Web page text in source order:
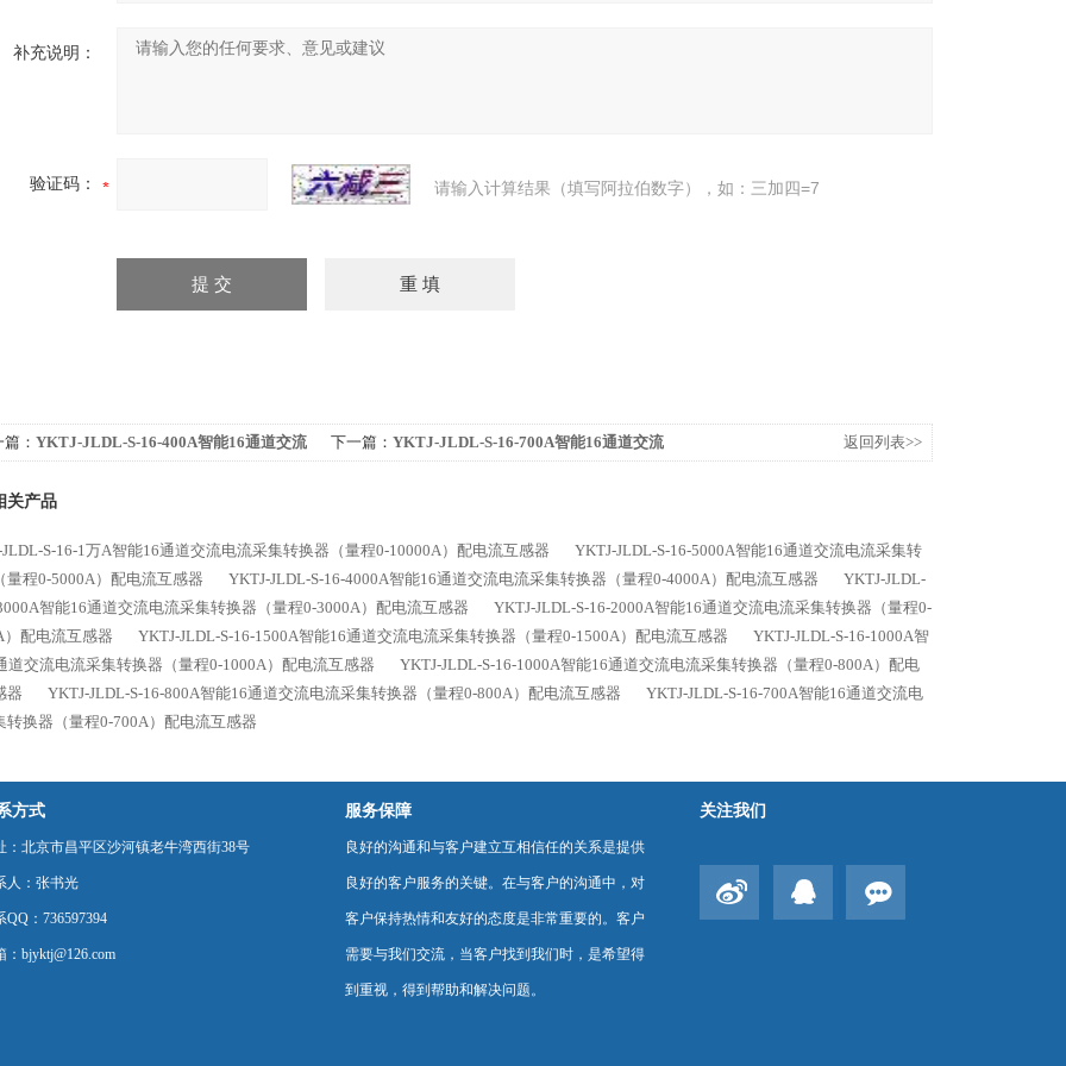
补充说明：
验证码： 请输入计算结果（填写阿拉伯数字），如：三加四=7
： YKTJ-JLDL-S-16-400A智能16通道交流
下一篇： YKTJ-JLDL-S-16-700A智能16通道交流
返回列表>>
关产品
S-16-1万A智能16通道交流电流采集转换器（量程0-10000A）配电流互感器
YKTJ-JLDL-S-16-5000A智能16通道交流电流采集转
量程0-5000A）配电流互感器
YKTJ-JLDL-S-16-4000A智能16通道交流电流采集转换器（量程0-4000A）配电流互感器
YKTJ-JLDL-
智能16通道交流电流采集转换器（量程0-3000A）配电流互感器
YKTJ-JLDL-S-16-2000A智能16通道交流电流采集转换器（量程0-
）配电流互感器
YKTJ-JLDL-S-16-1500A智能16通道交流电流采集转换器（量程0-1500A）配电流互感器
YKTJ-JLDL-S-16-1000A智
道交流电流采集转换器（量程0-1000A）配电流互感器
YKTJ-JLDL-S-16-1000A智能16通道交流电流采集转换器（量程0-800A）配电
器
YKTJ-JLDL-S-16-800A智能16通道交流电流采集转换器（量程0-800A）配电流互感器
YKTJ-JLDL-S-16-700A智能16通道交流电
转换器（量程0-700A）配电流互感器
方式
：北京市昌平区沙河镇老牛湾西街38号
人：张书光
QQ：736597394
：bjyktj@126.com
服务保障
良好的沟通和与客户建立互相信任的关系是提供
良好的客户服务的关键。在与客户的沟通中，对
客户保持热情和友好的态度是非常重要的。客户
需要与我们交流，当客户找到我们时，是希望得
到重视，得到帮助和解决问题。
关注我们